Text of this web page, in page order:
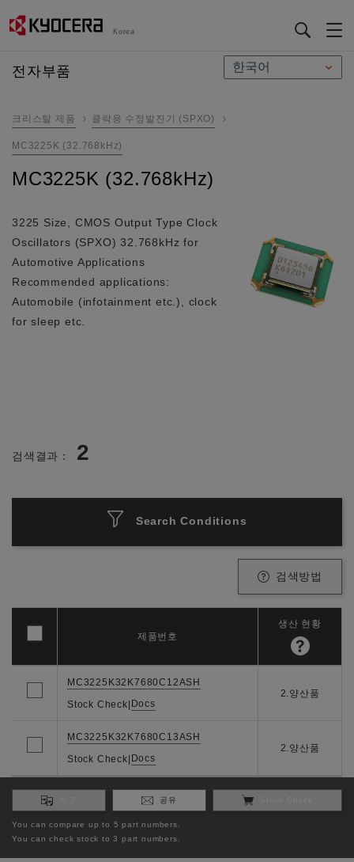
Korea
전자부품
크리스탈 제품 클락용 수정발진기 (SPXO)
MC3225K (32.768kHz)
MC3225K (32.768kHz)
3225 Size, CMOS Output Type Clock
Oscillators (SPXO) 32.768kHz for
Automotive Applications
Recommended applications:
Automobile (infotainment etc.), clock
for sleep etc.
검색결과： 2
Search Conditions
검색방법
MC3225K32K7680C12ASH
Stock Check| Docs
2.양산품
MC3225K32K7680C13ASH
Stock Check| Docs
2.양산품
제품번호
생산 현황
공유
You can compare up to 5 part numbers.
You can check stock to 3 part numbers.